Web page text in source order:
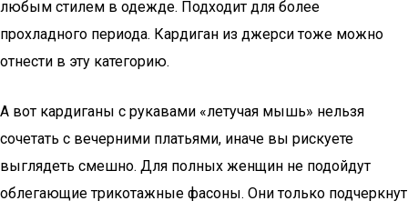
любым стилем в одежде. Подходит для более
прохладного периода. Кардиган из джерси тоже можно
отнести в эту категорию.
А вот кардиганы с рукавами «летучая мышь» нельзя
сочетать с вечерними платьями, иначе вы рискуете
выглядеть смешно. Для полных женщин не подойдут
облегающие трикотажные фасоны. Они только подчеркнут